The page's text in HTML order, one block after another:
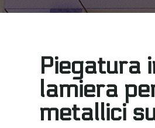
Piegatura
lamiera
metallici